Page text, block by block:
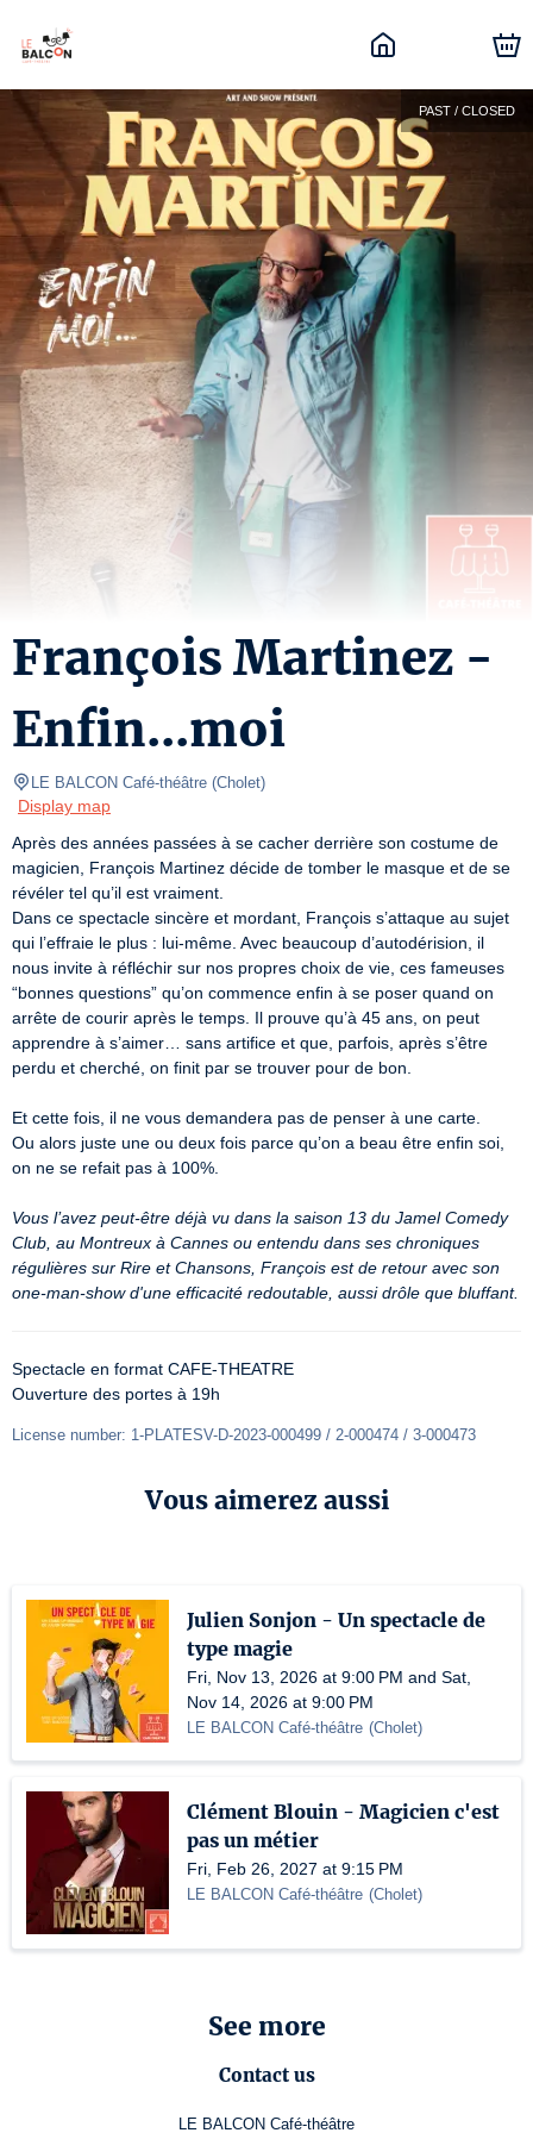
PAST / CLOSED
François Martinez -
Enfin...moi
LE BALCON Café-théâtre (Cholet)
Display map
Après des années passées à se cacher derrière son costume de
magicien, François Martinez décide de tomber le masque et de se
révéler tel qu’il est vraiment.
Dans ce spectacle sincère et mordant, François s’attaque au sujet
qui l’effraie le plus : lui-même. Avec beaucoup d’autodérision, il
nous invite à réfléchir sur nos propres choix de vie, ces fameuses
“bonnes questions” qu’on commence enfin à se poser quand on
arrête de courir après le temps. Il prouve qu’à 45 ans, on peut
apprendre à s’aimer… sans artifice et que, parfois, après s’être
perdu et cherché, on finit par se trouver pour de bon.
Et cette fois, il ne vous demandera pas de penser à une carte.
Ou alors juste une ou deux fois parce qu’on a beau être enfin soi,
on ne se refait pas à 100%.
Vous l’avez peut-être déjà vu dans la saison 13 du Jamel Comedy
Club, au Montreux à Cannes ou entendu dans ses chroniques
régulières sur Rire et Chansons, François est de retour avec son
one-man-show d'une efficacité redoutable, aussi drôle que bluffant.
Spectacle en format CAFE-THEATRE
Ouverture des portes à 19h
License number: 1-PLATESV-D-2023-000499 / 2-000474 / 3-000473
Vous aimerez aussi
Julien Sonjon - Un spectacle de
type magie
Fri, Nov 13, 2026 at 9:00 PM and Sat,
Nov 14, 2026 at 9:00 PM
LE BALCON Café-théâtre (Cholet)
Clément Blouin - Magicien c'est
pas un métier
Fri, Feb 26, 2027 at 9:15 PM
LE BALCON Café-théâtre (Cholet)
See more
Contact us
LE BALCON Café-théâtre